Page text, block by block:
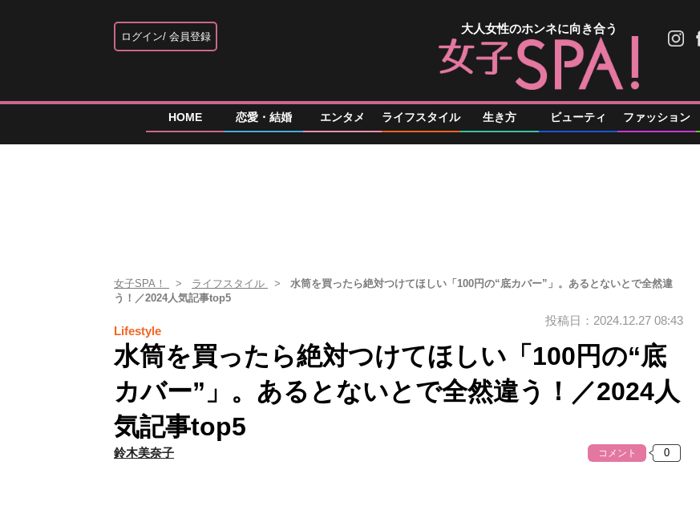
ログイン 会員登録
大人女性のホンネに向き合う
HOME 恋愛・結婚 エンタメ ライフスタイル 生き方 ビューティ ファッション
女子SPA！ ライフスタイル
水筒を買ったら絶対つけてほしい「100円の“底カバー”」。あるとないとで全然違
う！／2024人気記事top5
Lifestyle
投稿日：2024.12.27 08:43
水筒を買ったら絶対つけてほしい「100円の“底
カバー”」。あるとないとで全然違う！／2024人
気記事top5
鈴木美奈子 コメント